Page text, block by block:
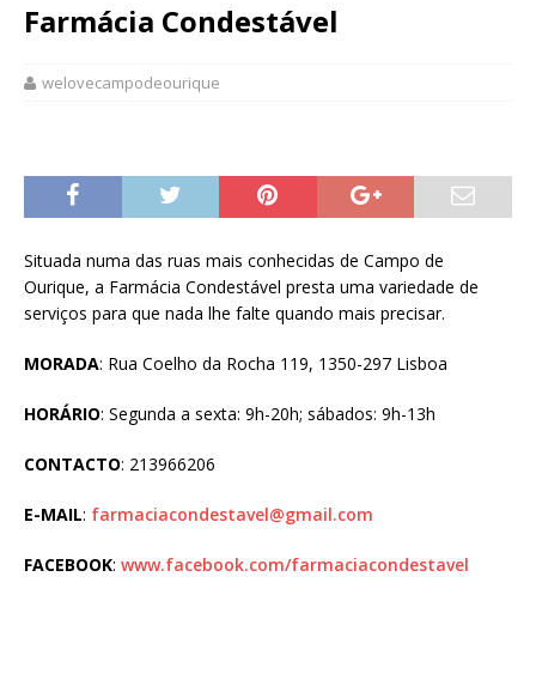
Farmácia Condestável
welovecampodeourique
Situada numa das ruas mais conhecidas de Campo de
Ourique, a Farmácia Condestável presta uma variedade de
serviços para que nada lhe falte quando mais precisar.
MORADA: Rua Coelho da Rocha 119, 1350-297 Lisboa
HORÁRIO: Segunda a sexta: 9h-20h; sábados: 9h-13h
CONTACTO: 213966206
E-MAIL: farmaciacondestavel@gmail.com
FACEBOOK: www.facebook.com/farmaciacondestavel